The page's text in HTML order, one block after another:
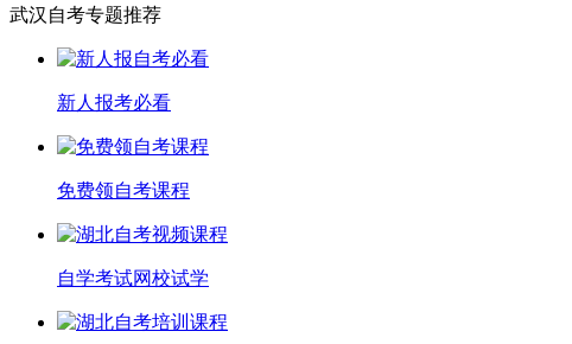
武汉自考专题推荐
新人报考必看
免费领自考课程
自学考试网校试学